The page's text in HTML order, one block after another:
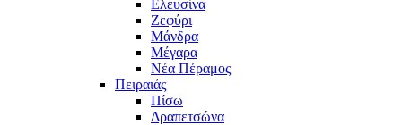
Ελευσίνα
Ζεφύρι
Μάνδρα
Μέγαρα
Νέα Πέραμος
Πειραιάς
Πίσω
Δραπετσώνα